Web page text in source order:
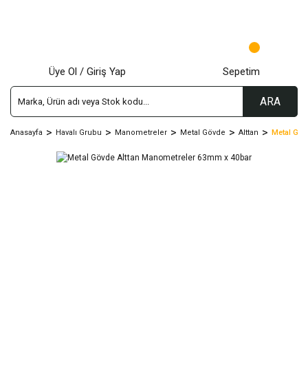
ARA
Üye Ol / Giriş Yap Sepetim
Anasayfa Havalı Grubu Manometreler Metal Gövde Alttan Metal